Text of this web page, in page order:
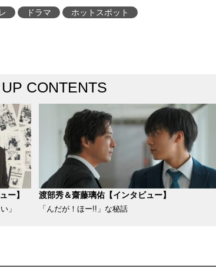
ドラマ ホットスポット
CONTENTS
ー】
」
渡部秀＆齋藤璃佑【インタビュー】
「んだが！ほー!!」な秘話